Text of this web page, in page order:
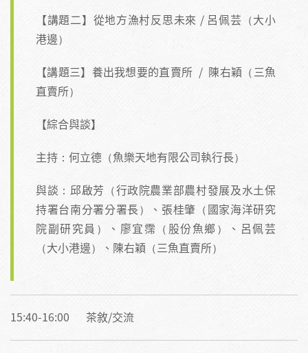
【講題二】從地方漁村反思未來 / 呂佩芸（大小
港邊）
【講題三】養出我想要的直賣所 / 陳右穎（三魚
直賣所）
【綜合與談】
主持：何立德（魚樂天地有限公司執行長）
與談：邱啟芳（行政院農業部農村發展及水土保
持署台南分署分署長）、張桂肇（國家海洋研究
院副研究員）、廖宜霈（股份魚鄉）、呂佩芸
（大小港邊）、陳右穎（三魚直賣所）
15:40-16:00 茶敘/交流